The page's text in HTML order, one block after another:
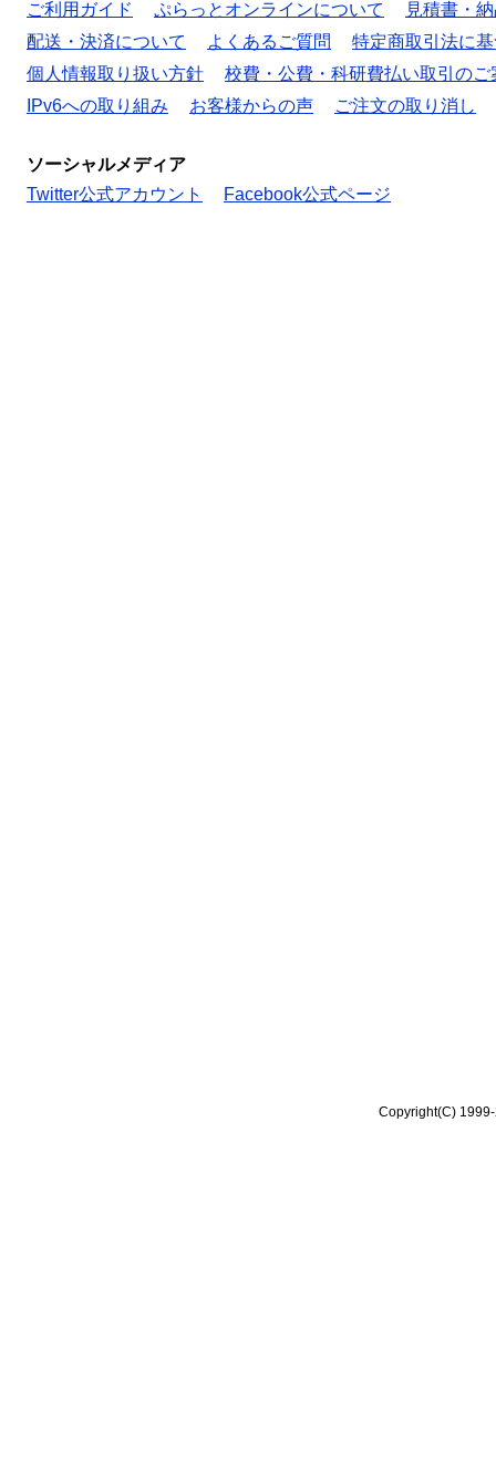
ご利用ガイド ぷらっとオンラインについて
見積書・
配送・決済について
よくあるご質問
特定商取引法に
個人情報取り扱い方針
校費・公費・科研費払い取引のご
IPv6への取り組み
お客様からの声 ご注文の取り消し
ソーシャルメディア
Twitter公式アカウント
Facebook公式ページ
Copyright(C)